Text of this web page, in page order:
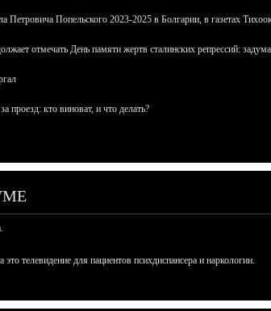
Петровича Попельского 2023-2025 в Болгарии, в газетах
отмечать День памяти жертв сталинских репрессий:
проезд: кто виноват, и что делать?
это телевидение для пациентов психдиспансера и наркологии.